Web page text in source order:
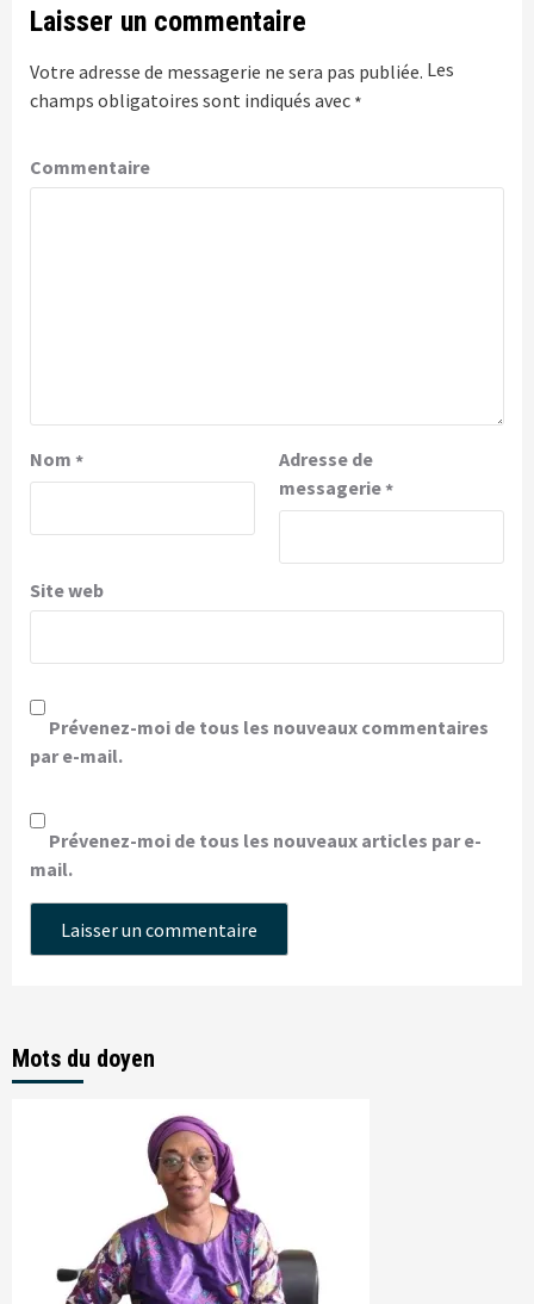
Laisser un commentaire
Votre adresse de messagerie ne sera pas publiée. Les
champs obligatoires sont indiqués avec *
Commentaire
Nom *
Adresse de
messagerie*
Site web
Prévenez-moi de tous les nouveaux commentaires
par e-mail.
Prévenez-moi de tous les nouveaux articles par e-
mail.
Mots du doyen